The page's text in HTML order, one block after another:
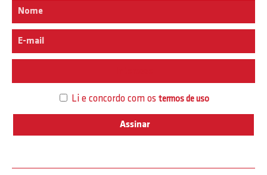
Li e concordo com os termos de uso